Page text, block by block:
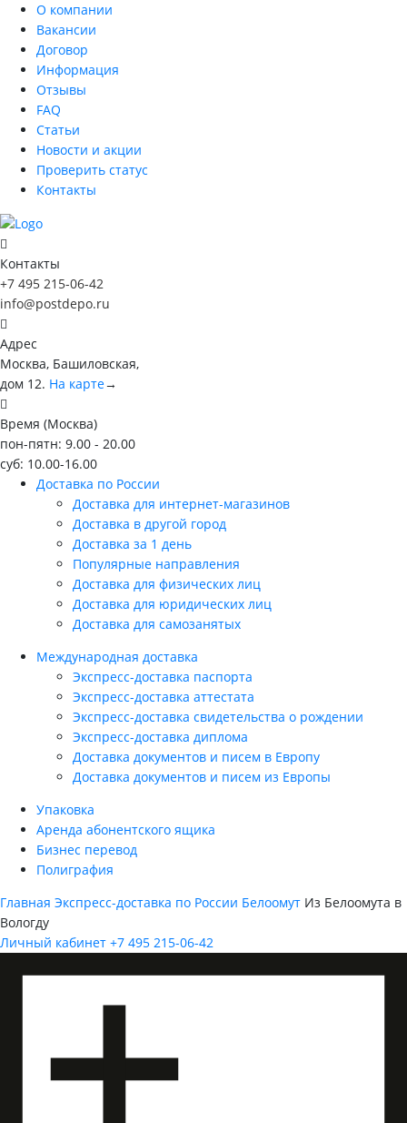
О компании
Вакансии
Договор
Информация
Отзывы
FAQ
Статьи
Новости и акции
Проверить статус
Контакты
Контакты
+7 495 215-06-42
info@postdepo.ru
Адрес
Москва, Башиловская,
дом 12. На карте→
Время (Москва)
пон-пятн: 9.00 - 20.00
суб: 10.00-16.00
Доставка по России
Доставка для интернет-магазинов
Доставка в другой город
Доставка за 1 день
Популярные направления
Доставка для физических лиц
Доставка для юридических лиц
Доставка для самозанятых
Международная доставка
Экспресс-доставка паспорта
Экспресс-доставка аттестата
Экспресс-доставка свидетельства о рождении
Экспресс-доставка диплома
Доставка документов и писем в Европу
Доставка документов и писем из Европы
Упаковка
Аренда абонентского ящика
Бизнес перевод
Полиграфия
Главная Экспресс-доставка по России Белоомут Из Белоомута в
Вологду
Личный кабинет +7 495 215-06-42